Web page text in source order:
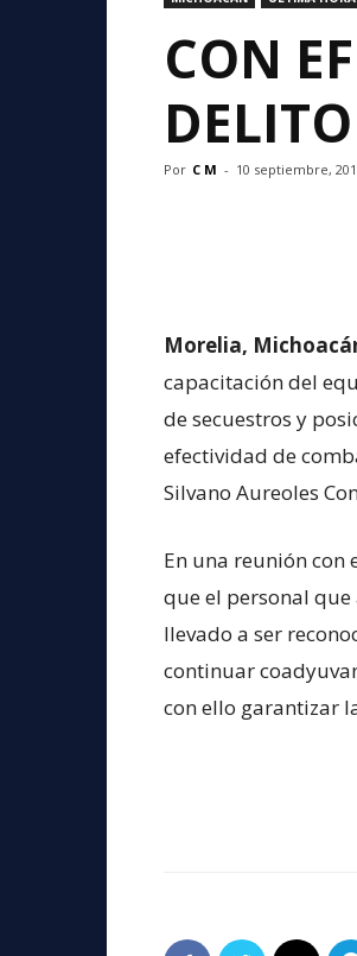
CON
Por C M - 10 septiembre,
Morelia,
capacitación del
de secuestros y
efectividad de
Silvano Aureoles
En una reunión
que el personal
llevado a ser
continuar
con ello garantizar